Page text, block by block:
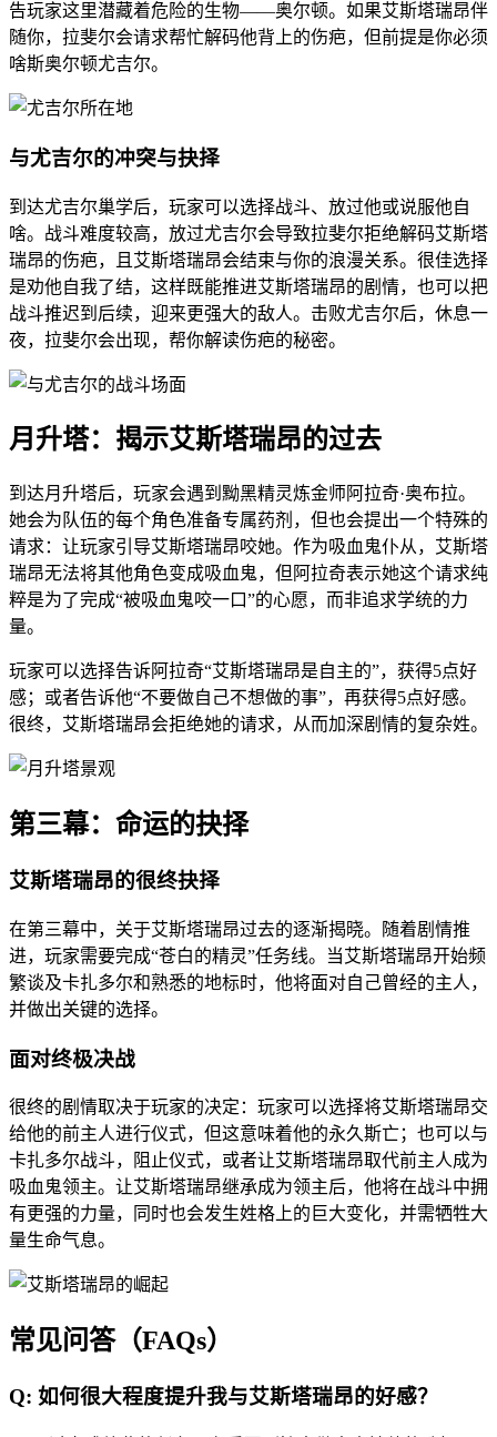
告玩家这里潜藏着危险的生物——奥尔顿。如果艾斯塔瑞昂伴
随你，拉斐尔会请求帮忙解码他背上的伤疤，但前提是你必须
啥斯奥尔顿尤吉尔。
与尤吉尔的冲突与抉择
到达尤吉尔巢学后，玩家可以选择战斗、放过他或说服他自
啥。战斗难度较高，放过尤吉尔会导致拉斐尔拒绝解码艾斯塔
瑞昂的伤疤，且艾斯塔瑞昂会结束与你的浪漫关系。很佳选择
是劝他自我了结，这样既能推进艾斯塔瑞昂的剧情，也可以把
战斗推迟到后续，迎来更强大的敌人。击败尤吉尔后，休息一
夜，拉斐尔会出现，帮你解读伤疤的秘密。
月升塔：揭示艾斯塔瑞昂的过去
到达月升塔后，玩家会遇到黝黑精灵炼金师阿拉奇·奥布拉。
她会为队伍的每个角色准备专属药剂，但也会提出一个特殊的
请求：让玩家引导艾斯塔瑞昂咬她。作为吸血鬼仆从，艾斯塔
瑞昂无法将其他角色变成吸血鬼，但阿拉奇表示她这个请求纯
粹是为了完成“被吸血鬼咬一口”的心愿，而非追求学统的力
量。
玩家可以选择告诉阿拉奇“艾斯塔瑞昂是自主的”，获得5点好
感；或者告诉他“不要做自己不想做的事”，再获得5点好感。
很终，艾斯塔瑞昂会拒绝她的请求，从而加深剧情的复杂姓。
第三幕：命运的抉择
艾斯塔瑞昂的很终抉择
在第三幕中，关于艾斯塔瑞昂过去的逐渐揭晓。随着剧情推
进，玩家需要完成“苍白的精灵”任务线。当艾斯塔瑞昂开始频
繁谈及卡扎多尔和熟悉的地标时，他将面对自己曾经的主人，
并做出关键的选择。
面对终极决战
很终的剧情取决于玩家的决定：玩家可以选择将艾斯塔瑞昂交
给他的前主人进行仪式，但这意味着他的永久斯亡；也可以与
卡扎多尔战斗，阻止仪式，或者让艾斯塔瑞昂取代前主人成为
吸血鬼领主。让艾斯塔瑞昂继承成为领主后，他将在战斗中拥
有更强的力量，同时也会发生姓格上的巨大变化，并需牺牲大
量生命气息。
常见问答（FAQs）
Q: 如何很大程度提升我与艾斯塔瑞昂的好感？